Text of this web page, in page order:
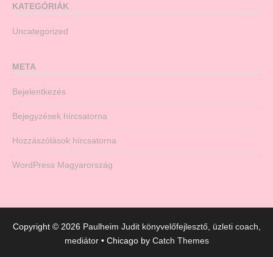
KATEGÓRIÁK
Uncategorized
META
Bejelentkezés
Bejegyzések hírcsatorna
Hozzászólások hírcsatorna
WordPress Magyarország
Copyright © 2026 Paulheim Judit könyvelőfejlesztő, üzleti coach,
mediátor• Chicago by Catch Themes